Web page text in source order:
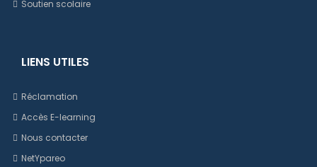
Soutien scolaire
LIENS UTILES
Réclamation
Accès E-learning
Nous contacter
NetYpareo